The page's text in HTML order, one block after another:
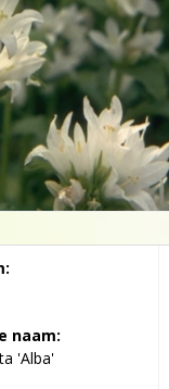
naam:
'Alba'